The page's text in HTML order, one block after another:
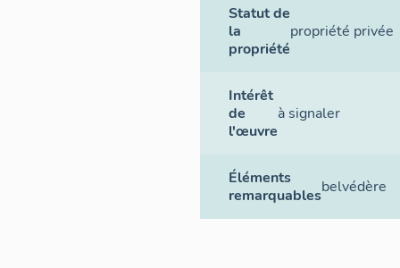
Statut de
la
propriété
propriété privée
Intérêt
de
l'œuvre
à signaler
Éléments
remarquablesbelvédère